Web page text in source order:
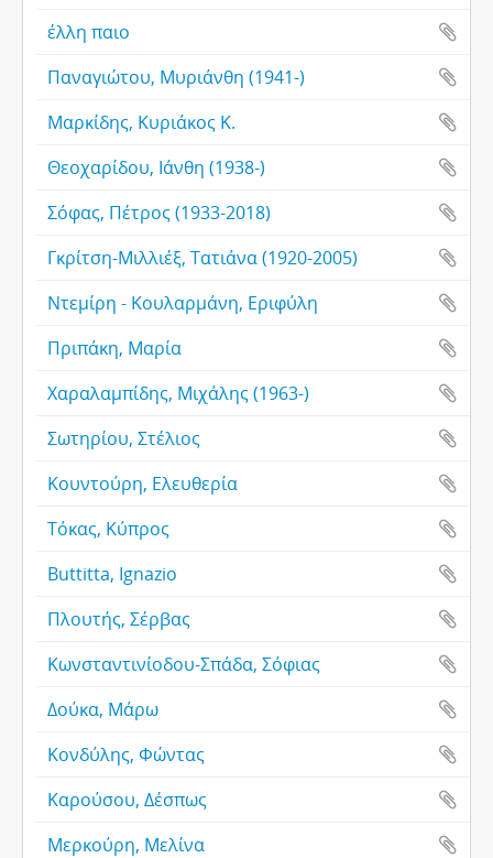
έλλη παιο
Παναγιώτου, Μυριάνθη (1941-)
Μαρκίδης, Κυριάκος Κ.
Θεοχαρίδου, Ιάνθη (1938-)
Σόφας, Πέτρος (1933-2018)
Γκρίτση-Μιλλιέξ, Τατιάνα (1920-2005)
Ντεμίρη - Κουλαρμάνη, Εριφύλη
Πριπάκη, Μαρία
Χαραλαμπίδης, Μιχάλης (1963-)
Σωτηρίου, Στέλιος
Κουντούρη, Ελευθερία
Τόκας, Κύπρος
Buttitta, Ignazio
Πλουτής, Σέρβας
Κωνσταντινίοδου-Σπάδα, Σόφιας
Δούκα, Μάρω
Κονδύλης, Φώντας
Καρούσου, Δέσπως
Μερκούρη, Μελίνα